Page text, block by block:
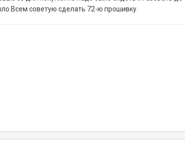
советую сделать 72-ю прошивку.